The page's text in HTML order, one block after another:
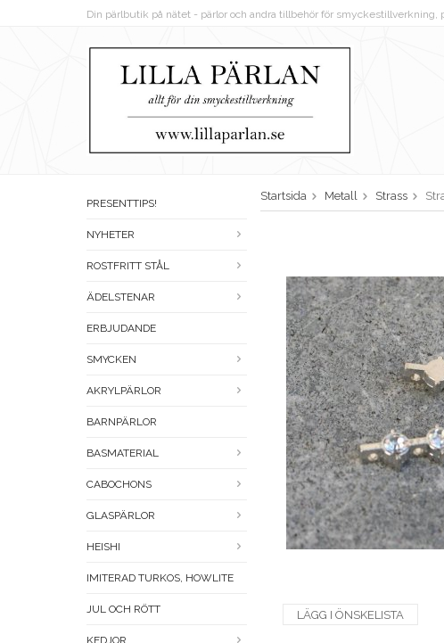
Din pärlbutik på nätet - pärlor och andra tillbehör för smyckestillverkning,
PRESENTTIPS!
NYHETER
ROSTFRITT STÅL
ÄDELSTENAR
ERBJUDANDE
SMYCKEN
AKRYLPÄRLOR
BARNPÄRLOR
BASMATERIAL
CABOCHONS
GLASPÄRLOR
HEISHI
IMITERAD TURKOS, HOWLITE
JUL OCH RÖTT
Startsida Metall Strass
LÄGG I ÖNSKELISTA